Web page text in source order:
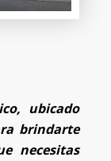
ubicado
brindarte
necesitas